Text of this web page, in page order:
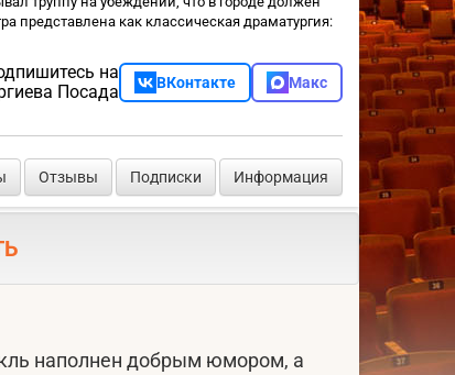
представлена как классическая драматургия:
на
Посада
ВКонтакте Макс
Отзывы Подписки Информация
наполнен добрым юмором, а